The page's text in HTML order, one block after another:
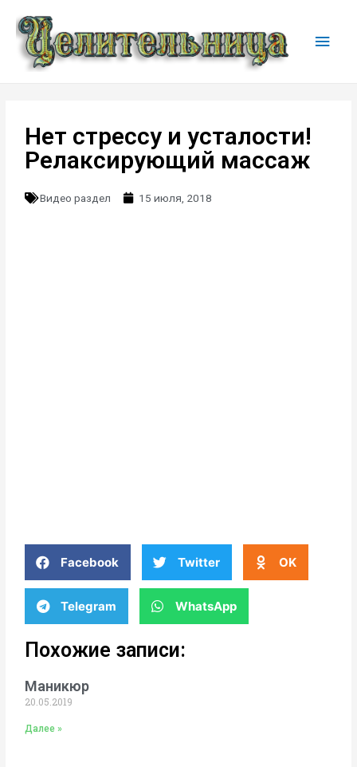
Нет стрессу и усталости!
Релаксирующий массаж
Видео раздел 15 июля, 2018
Facebook Twitter OK
Telegram WhatsApp
Похожие записи:
Маникюр
20.05.2019
Далее »